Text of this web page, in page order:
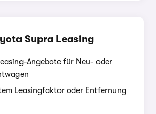
Supra Leasing
Angebote für Neu- oder
Leasingfaktor oder Entfernung